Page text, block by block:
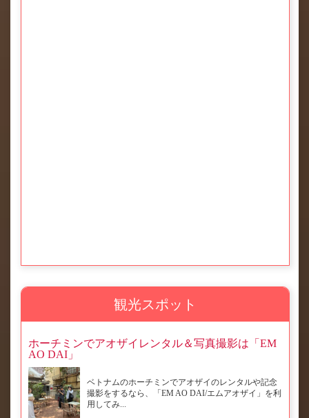
観光スポット
ホーチミンでアオザイレンタル＆写真撮影は「EM
AO DAI」
ベトナムのホーチミンでアオザイのレンタルや記念
撮影をするなら、「EM AO DAI/エムアオザイ」を利
用してみ...